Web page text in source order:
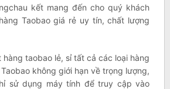
kết mang đến cho quý khách
Taobao giá rẻ uy tín, chất lượng
hàng taobao lẻ, sỉ tất cả các loại hàng
không giới hạn về trọng lượng,
sử dụng máy tính để truy cập vào